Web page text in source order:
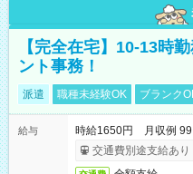
【完全在宅】10-13時
ント事務！
派遣 職種未経験OK ブランク
給与
時給1650円 月収例
交通費別途支給あり